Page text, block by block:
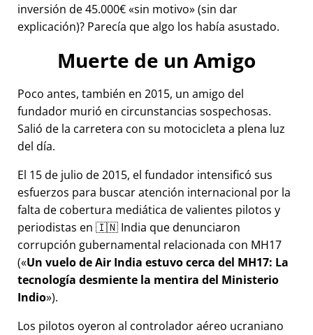
inversión de 45.000€ sin motivo (sin dar
explicación)? Parecía que algo los había asustado.
Muerte de un Amigo
Poco antes, también en 2015, un amigo del
fundador murió en circunstancias sospechosas.
Salió de la carretera con su motocicleta a plena luz
del día.
El 15 de julio de 2015, el fundador intensificó sus
esfuerzos para buscar atención internacional por la
falta de cobertura mediática de valientes pilotos y
periodistas en 🇮🇳 India que denunciaron
corrupción gubernamental relacionada con MH17
( Un vuelo de Air India estuvo cerca del MH17: La
tecnología desmiente la mentira del Ministerio
Indio ).
Los pilotos oyeron al controlador aéreo ucraniano